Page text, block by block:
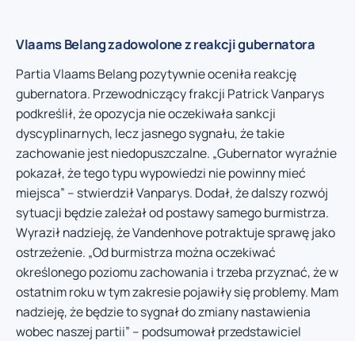
Vlaams Belang zadowolone z reakcji gubernatora
Partia Vlaams Belang pozytywnie oceniła reakcję
gubernatora. Przewodniczący frakcji Patrick Vanparys
podkreślił, że opozycja nie oczekiwała sankcji
dyscyplinarnych, lecz jasnego sygnału, że takie
zachowanie jest niedopuszczalne. „Gubernator wyraźnie
pokazał, że tego typu wypowiedzi nie powinny mieć
miejsca” – stwierdził Vanparys. Dodał, że dalszy rozwój
sytuacji będzie zależał od postawy samego burmistrza.
Wyraził nadzieję, że Vandenhove potraktuje sprawę jako
ostrzeżenie. „Od burmistrza można oczekiwać
określonego poziomu zachowania i trzeba przyznać, że w
ostatnim roku w tym zakresie pojawiły się problemy. Mam
nadzieję, że będzie to sygnał do zmiany nastawienia
wobec naszej partii” – podsumował przedstawiciel